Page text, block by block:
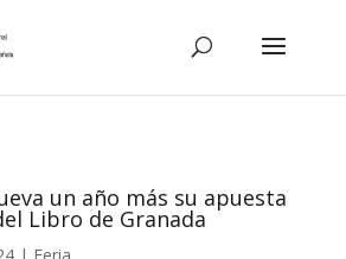
un año más su apuesta
Libro de Granada